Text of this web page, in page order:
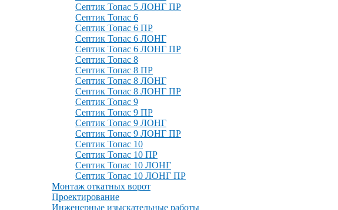
Септик Топас 5 ЛОНГ ПР
Септик Топас 6
Септик Топас 6 ПР
Септик Топас 6 ЛОНГ
Септик Топас 6 ЛОНГ ПР
Септик Топас 8
Септик Топас 8 ПР
Септик Топас 8 ЛОНГ
Септик Топас 8 ЛОНГ ПР
Септик Топас 9
Септик Топас 9 ПР
Септик Топас 9 ЛОНГ
Септик Топас 9 ЛОНГ ПР
Септик Топас 10
Септик Топас 10 ПР
Септик Топас 10 ЛОНГ
Септик Топас 10 ЛОНГ ПР
Монтаж откатных ворот
Проектирование
Инженерные изыскательные работы